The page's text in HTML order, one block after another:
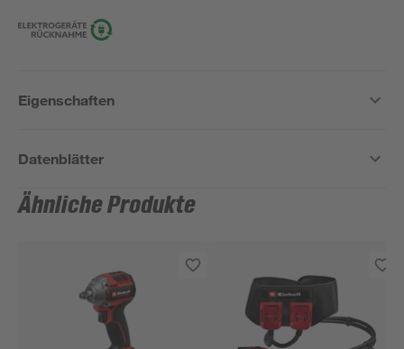
Eigenschaften
Datenblätter
Ähnliche Produkte